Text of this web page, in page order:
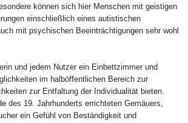
können sich hier Menschen mit geistigen
einschließlich eines autistischen
mit psychischen Beeinträchtigungen sehr wohl
und jedem Nutzer ein Einbettzimmer und
im halböffentlichen Bereich zur
zur Entfaltung der Individualität bieten.
des 19. Jahrhunderts errichteten Gemäuers,
ein Gefühl von Beständigkeit und